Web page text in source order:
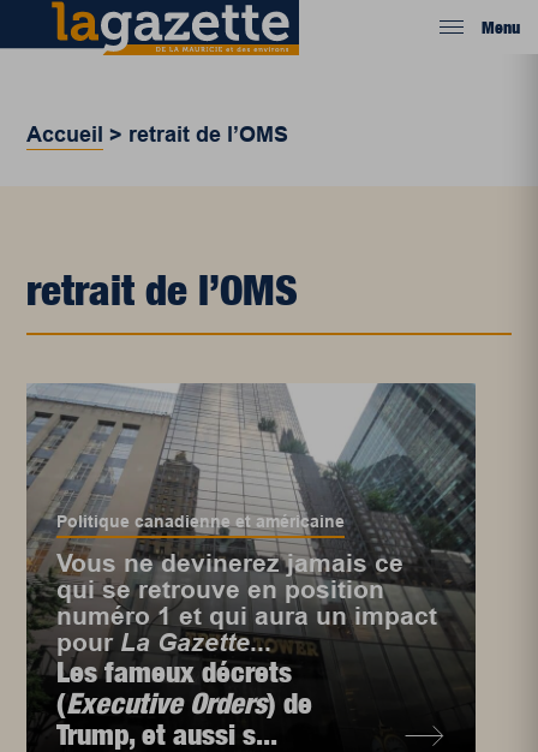
Menu
Accueil > retrait de l’OMS
retrait de l’OMS
Politique canadienne et américaine
Vous ne devinerez jamais ce
qui se retrouve en position
numéro 1 et qui aura un impact
pour La Gazette...
Les fameux décrets
(Executive Orders) de
Trump, et aussi s...